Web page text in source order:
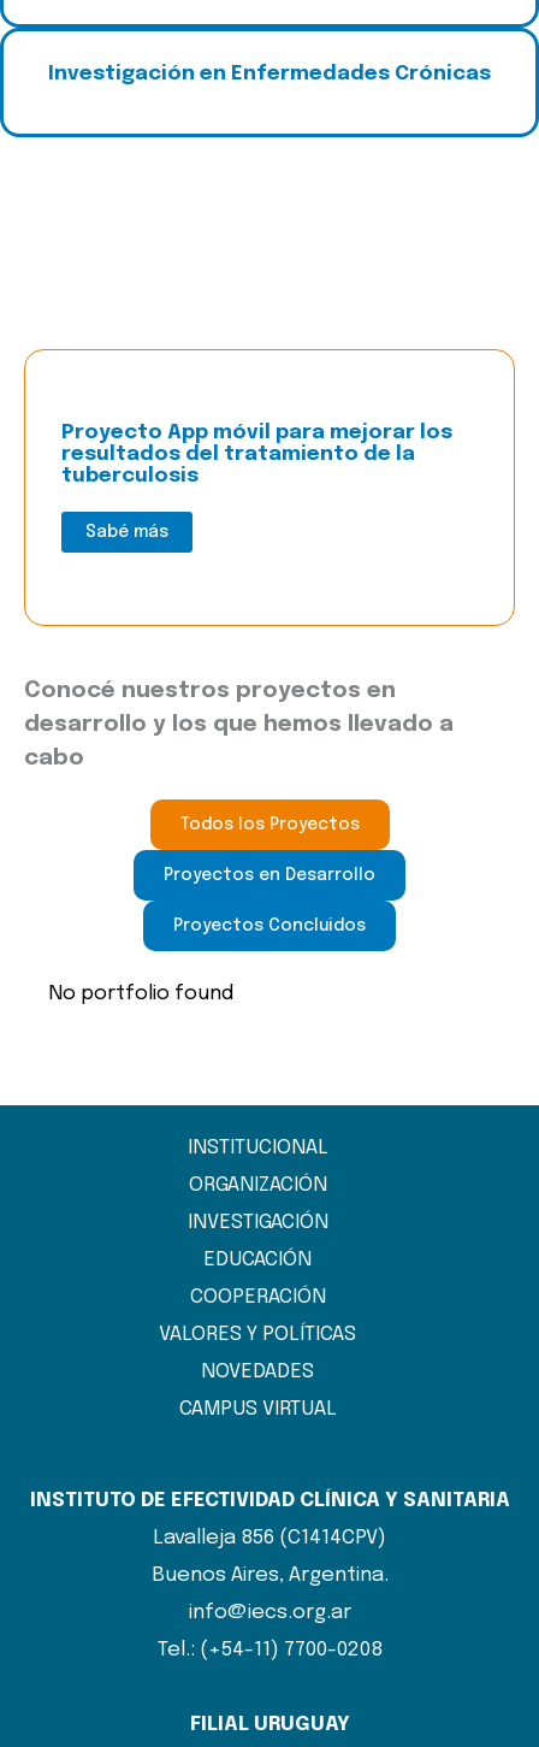
nvestigación en Enfermedades Crónicas
Proyecto App móvil para mejorar los
resultados del tratamiento de la
tuberculosis
Sabé más
Conocé nuestros proyectos en
desarrollo y los que hemos llevado a
cabo
Todos los Proyectos
Proyectos en Desarrollo
Proyectos Concluidos
No portfolio found
INSTITUCIONAL
ORGANIZACIÓN
INVESTIGACIÓN
EDUCACIÓN
COOPERACIÓN
VALORES Y POLÍTICAS
NOVEDADES
CAMPUS VIRTUAL
INSTITUTO DE EFECTIVIDAD CLÍNICA Y SANITARIA
Lavalleja 856 (C1414CPV)
Buenos Aires, Argentina.
info@iecs.org.ar
Tel.: (+54-11) 7700-0208
FILIAL URUGUAY